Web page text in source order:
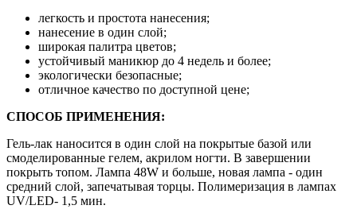
легкость и простота нанесения;
нанесение в один слой;
широкая палитра цветов;
устойчивый маникюр до 4 недель и более;
экологически безопасные;
отличное качество по доступной цене;
СПОСОБ ПРИМЕНЕНИЯ:
Гель-лак наносится в один слой на покрытые базой или
смоделированные гелем, акрилом ногти. В завершении
покрыть топом. Лампа 48W и больше, новая лампа - один
средний слой, запечатывая торцы. Полимеризация в лампах
UV/LED- 1,5 мин.